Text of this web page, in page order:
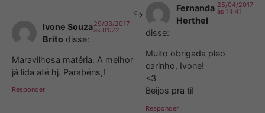
Ivone Souza
Brito disse:
29/03/2017
às 01:22
Maravilhosa matéria. A melhor
já lida até hj. Parabéns,!
Responder
Fernanda
Herthel
disse:
25/04/2017
às 14:41
Muito obrigada pleo
carinho, Ivone!
<3
Beijos pra ti!
Responder